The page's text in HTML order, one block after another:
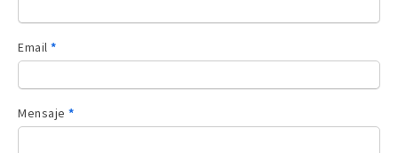
Email *
Mensaje *